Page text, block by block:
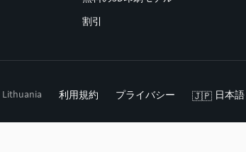
割引
Lithuania 利用規約 プライバシー 🇯🇵 日本語